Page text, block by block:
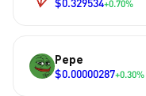
+0.70%
Pepe
$0.00000287+0.30%